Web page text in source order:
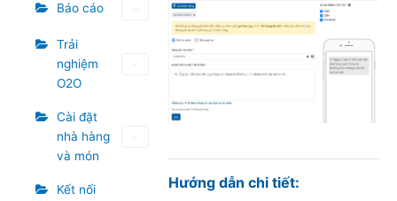
Báo cáo
Trải
nghiệm
O2O
Cài đặt
nhà hàng
và món
Kết nối
Hướng dẫn chi tiết: